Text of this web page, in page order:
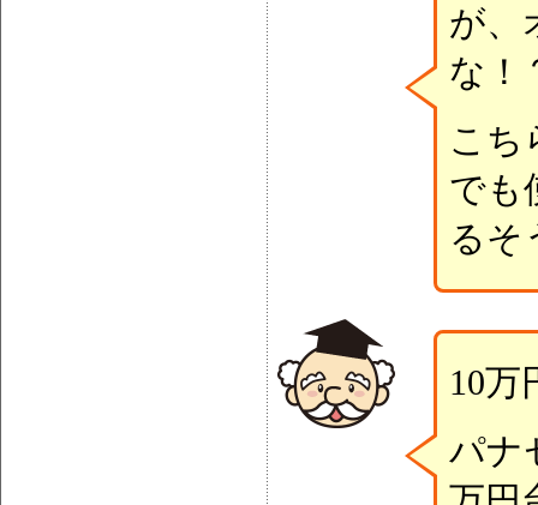
が、
な！
こち
でも
るそ
10万
パナ